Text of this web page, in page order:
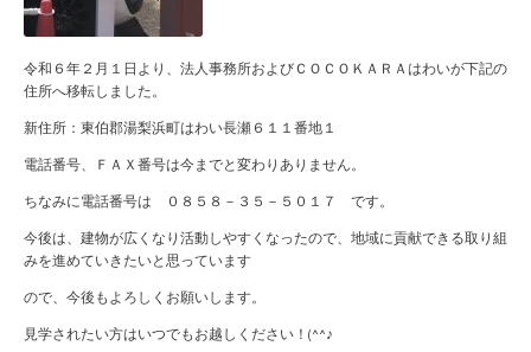
令和６年２月１日より、法人事務所およびＣＯＣＯＫＡＲＡはわいが下記の
住所へ移転しました。
新住所：東伯郡湯梨浜町はわい長瀬６１１番地１
電話番号、ＦＡＸ番号は今までと変わりありません。
ちなみに電話番号は ０８５８－３５－５０１７ です。
今後は、建物が広くなり活動しやすくなったので、地域に貢献できる取り組
みを進めていきたいと思っています
ので、今後もよろしくお願いします。
見学されたい方はいつでもお越しください！(^^♪